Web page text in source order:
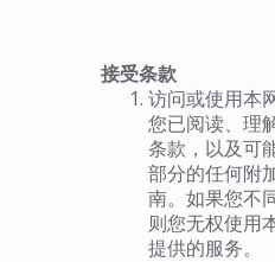
接受条款
访问或使用本
您已阅读、理
条款，以及可
部分的任何附
南。如果您不
则您无权使用
提供的服务。